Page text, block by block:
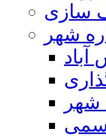
سازی
شهر
آباد
شهر